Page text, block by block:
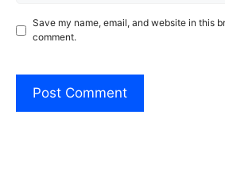
Save my name, email, and website in this
comment.